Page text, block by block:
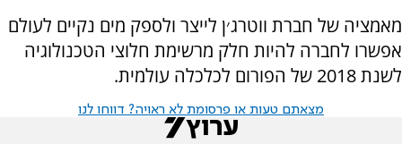
מאמציה של חברת ווטרג׳ן לייצר ולספק מים נקיים לעולם
אפשרו לחברה להיות חלק מרשימת חלוצי הטכנולוגיה
לשנת 2018 של הפורום לכלכלה עולמית.
מצאתם טעות או פרסומת לא ראויה? דווחו לנו